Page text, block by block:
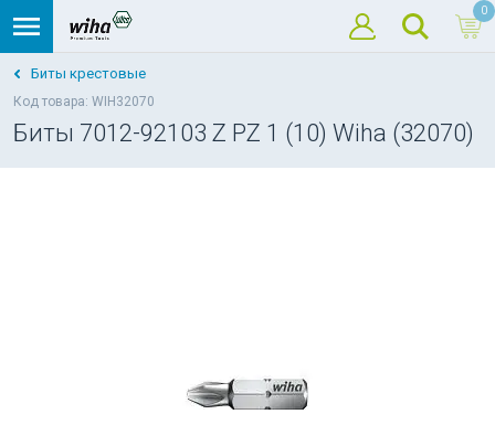
0
Биты крестовые
Код товара: WIH32070
Биты 7012-92103 Z PZ 1 (10) Wiha (32070)